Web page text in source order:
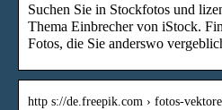
Suchen Sie in Stockfotos und
Thema Einbrecher von iStock.
Fotos, die Sie anderswo
http s://de.freepik.com › fotos-